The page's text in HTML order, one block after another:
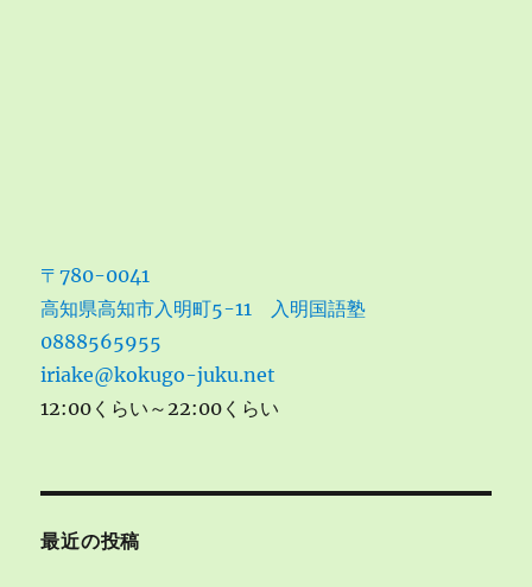
〒780-0041
高知県高知市入明町5-11 入明国語塾
0888565955
iriake@kokugo-juku.net
12:00くらい～22:00くらい
最近の投稿